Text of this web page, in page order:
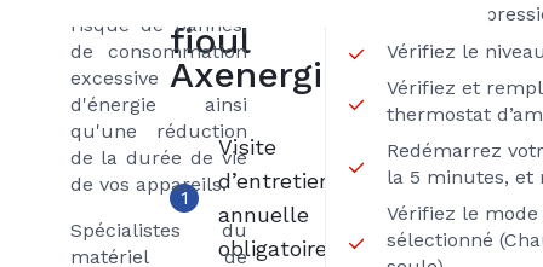
risque de pannes,
de consommation
excessive
d'énergie ainsi
qu'une réduction
de la durée de vie
de vos appareils.
Spécialistes du
matériel de
Vérifiez la
Vérifiez le
Vérifiez et
thermostat
Redémarrez
la 5 minutes, et
Vérifiez le
sélectionné
fioul
Axenergie
1
Visite
d’entretien
annuelle
obligatoire